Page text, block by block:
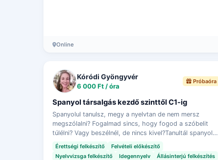
Online
Kóródi Gyöngyvér
6 000 Ft / óra
Próbaóra
Spanyol társalgás kezdő szinttől C1-ig
Spanyolul tanulsz, megy a nyelvtan de nem mersz
megszólalni? Fogalmad sincs, hogy fogod a szóbelit
túlélni? Vagy beszélnél, de nincs kivel?Tanultál spanyolul,
esetleg nyelvvizsgád is van, de már kijö…
Érettségi felkészítő
Felvételi előkészítő
Nyelvvizsga felkészítő
Idegennyelv
Állásinterjú felkészítés